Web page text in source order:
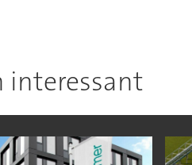
interessant